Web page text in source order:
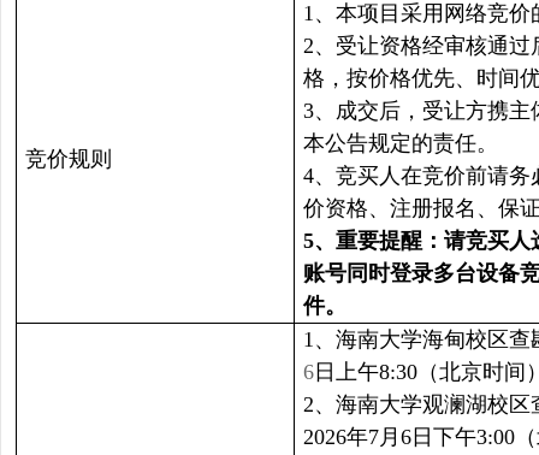
竞价规则
1、本项目采用网络竞
2、受让资格经审核通
格，按价格优先、时间
3、成交后，受让方携
本公告规定的责任。
4、竞买人在竞价前请
价资格、注册报名、保
5、重要提醒：请竞买
账号同时登录多台设备
件。
1、 海南大学海甸校区查
6 日上午8:30（北京时间
2、海南大学观澜湖校区
2026年7月6日下午3:00